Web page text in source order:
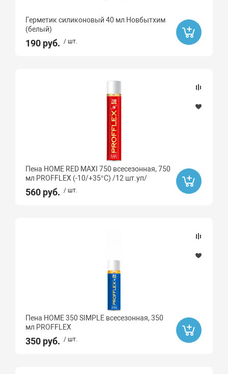
Герметик силиконовый 40 мл Новбытхим
(белый)
190 руб. / шт.
Пена HOME RED MAXI 750 всесезонная, 750
мл PROFFLEX (-10/+35°С) /12 шт.уп/
560 руб. / шт.
Пена HOME 350 SIMPLE всесезонная, 350
мл PROFFLEX
350 руб. / шт.